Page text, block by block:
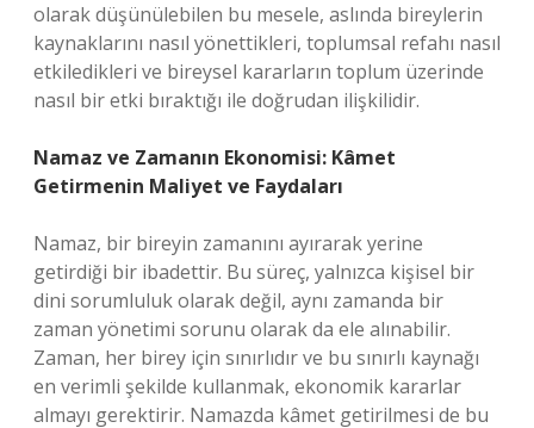
olarak düşünülebilen bu mesele, aslında bireylerin
kaynaklarını nasıl yönettikleri, toplumsal refahı nasıl
etkiledikleri ve bireysel kararların toplum üzerinde
nasıl bir etki bıraktığı ile doğrudan ilişkilidir.
Namaz ve Zamanın Ekonomisi: Kâmet
Getirmenin Maliyet ve Faydaları
Namaz, bir bireyin zamanını ayırarak yerine
getirdiği bir ibadettir. Bu süreç, yalnızca kişisel bir
dini sorumluluk olarak değil, aynı zamanda bir
zaman yönetimi sorunu olarak da ele alınabilir.
Zaman, her birey için sınırlıdır ve bu sınırlı kaynağı
en verimli şekilde kullanmak, ekonomik kararlar
almayı gerektirir. Namazda kâmet getirilmesi de bu